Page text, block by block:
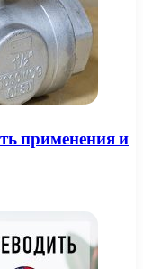
применения и